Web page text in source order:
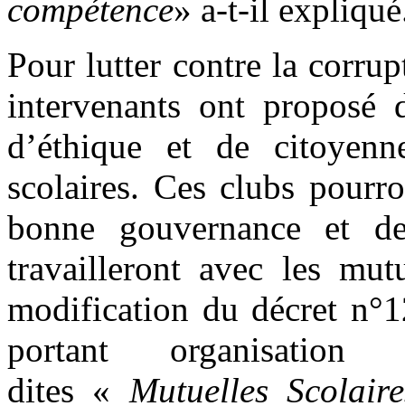
compétence» a-t-il
Pour lutter contre la
intervenants ont proposé
d’éthique et de
scolaires. Ces clubs
bonne gouvernance et
travailleront avec les
modification du décret
portant organisation
dites « Mutuelles